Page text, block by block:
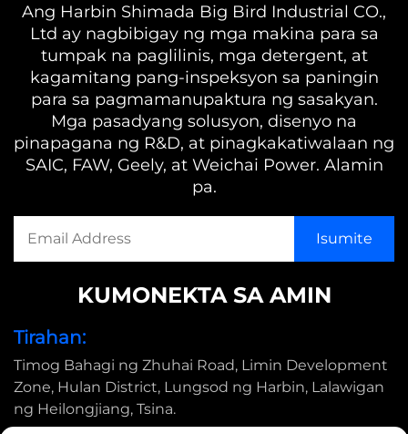
Ang Harbin Shimada Big Bird Industrial CO.,
Ltd ay nagbibigay ng mga makina para sa
tumpak na paglilinis, mga detergent, at
kagamitang pang-inspeksyon sa paningin
para sa pagmamanupaktura ng sasakyan.
Mga pasadyang solusyon, disenyo na
pinapagana ng R&D, at pinagkakatiwalaan ng
SAIC, FAW, Geely, at Weichai Power. Alamin
pa.
KUMONEKTA SA AMIN
Tirahan:
Timog Bahagi ng Zhuhai Road, Limin Development
Zone, Hulan District, Lungsod ng Harbin, Lalawigan
ng Heilongjiang, Tsina.